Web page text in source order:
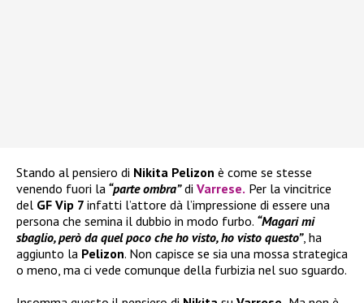
Stando al pensiero di Nikita Pelizon è come se stesse
venendo fuori la “parte ombra”di Varrese. Per la vincitrice
del GF Vip 7 infatti l’attore dà l’impressione di essere una
persona che semina il dubbio in modo furbo. “Magari mi
sbaglio, però da quel poco che ho visto, ho visto questo”, ha
aggiunto la Pelizon. Non capisce se sia una mossa strategica
o meno, ma ci vede comunque della furbizia nel suo sguardo.